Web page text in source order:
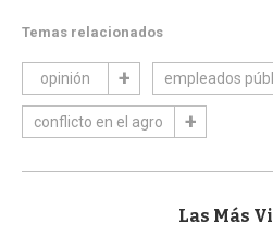
Temas relacionados
opinión empleados
conflicto en el agro
Las Más